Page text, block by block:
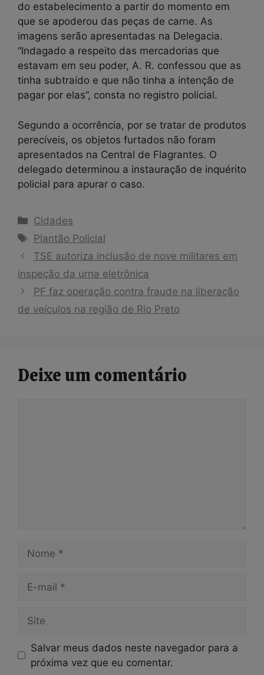
do estabelecimento a partir do momento em
que se apoderou das peças de carne. As
imagens serão apresentadas na Delegacia.
“Indagado a respeito das mercadorias que
estavam em seu poder, A. R. confessou que as
tinha subtraído e que não tinha a intenção de
pagar por elas”, consta no registro policial.
Segundo a ocorrência, por se tratar de produtos
perecíveis, os objetos furtados não foram
apresentados na Central de Flagrantes. O
delegado determinou a instauração de inquérito
policial para apurar o caso.
Categorias
Cidades
Tags
Plantão Policial
TSE autoriza inclusão de nove militares em
inspeção da urna eletrônica
PF faz operação contra fraude na liberação
de veículos na região de Rio Preto
Deixe um comentário
mail
Salvar meus dados neste navegador para a
próxima vez que eu comentar.